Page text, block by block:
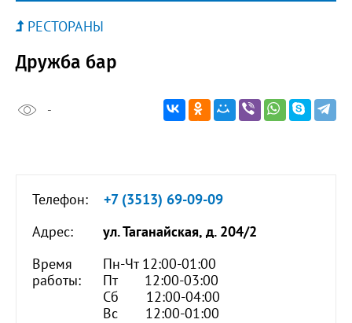
РЕСТОРАНЫ
Дружба бар
-
Телефон:
+7 (3513) 69-09-09
Адрес:
ул. Таганайская, д. 204/2
Время
работы:
Пн-Чт 12:00-01:00
Пт 12:00-03:00
Сб 12:00-04:00
Вс 12:00-01:00